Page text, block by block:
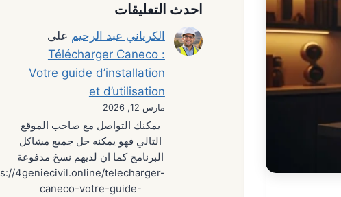
احدث التعليقات
الكرياني عبد الرحيم على
Télécharger Caneco :
Votre guide d’installation
et d’utilisation
مارس 12, 2026
يمكنك التواصل مع صاحب الموقع
التالي فهو يمكنه حل جميع مشاكل
البرنامج كما ان لديهم نسخ مدفوعة
4geniecivil.online/telecharger-
caneco-votre-guide-